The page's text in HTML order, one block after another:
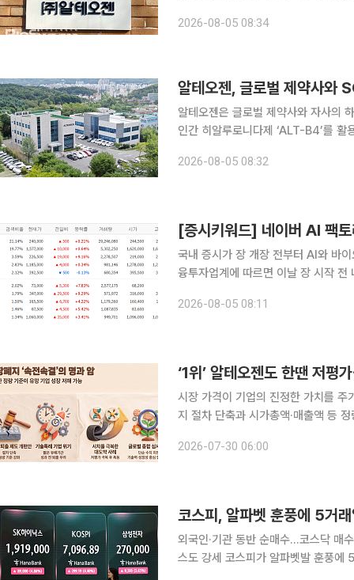
계약에 따라 알테오젠의 파트너사는
2026-08-05 08:34
알테오젠, 글로벌 제약사와
알테오젠은 글로벌 제약사와 자사의
인간 히알루로니다제 ‘ALT-B4’를
B4를 적용한 자사 제품의 피하주사
2026-08-05 08:32
[증시키워드] 네이버 AI 팩
국내 증시가 장 개장 전부터 AI와 바이
융투자업계에 따르면 이날 장 시작
성전자와 SK하이닉스는 장중 극심한
2026-08-05 08:11
시장 가격이 기업의 진정한 가치를
지 절차 단축과 시가총액·매출액 등
2026-07-30 06:00
코스피, 알파벳 훈풍에 5거
외국인·기관 동반 순매수…코스닥 매
스도 강세 코스피가 알파벳발 훈풍에 5거래일 만에 7000선을 재탈환했다. 알파벳의 2분기 실적이